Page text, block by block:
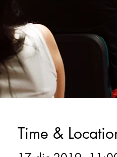
Time &